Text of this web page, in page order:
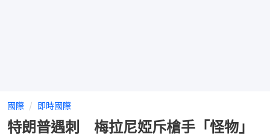
國際 即時國際
特朗普遇刺 梅拉尼婭斥槍手「怪物」